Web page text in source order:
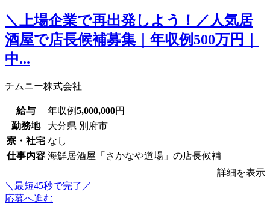
＼上場企業で再出発しよう！／人気居
酒屋で店長候補募集｜年収例500万円｜
中...
チムニー株式会社
給与 年収例5,000,000円
勤務地
大分県 別府市
寮・社宅 なし
仕事内容 海鮮居酒屋「さかなや道場」の店長候補
詳細を表示
＼最短45秒で完了／
応募へ進む